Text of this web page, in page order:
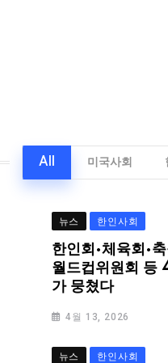
All 미국사회
뉴스 한인사회
한인회·체육회·
월드컵위원회 등
가 뭉쳤다
4월 13, 2026
뉴스 한인사회